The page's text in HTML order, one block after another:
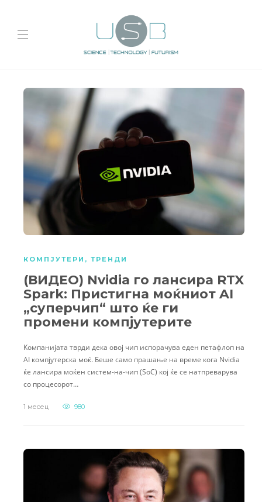
КОМПЈУТЕРИ , ТРЕНДИ
(ВИДЕО) Nvidia го лансира RTX
Spark: Пристигна моќниот AI
„суперчип“ што ќе ги
промени компјутерите
Компанијата тврди дека овој чип испорачува еден петафлоп на
AI компјутерска моќ. Беше само прашање на време кога Nvidia
ќе лансира моќен систем-на-чип (SoC) кој ќе се натпреварува
со процесорот…
1 месец 980